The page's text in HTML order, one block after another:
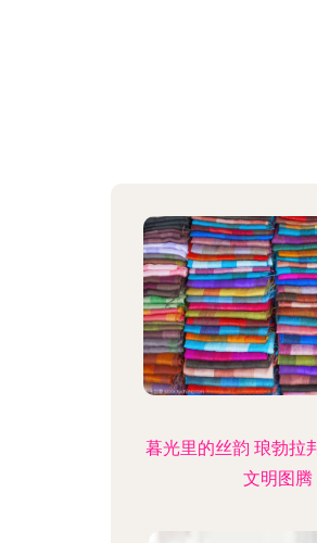
暮光里的丝韵 琅勃拉
文明图腾